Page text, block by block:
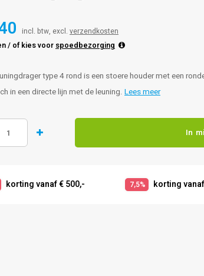
incl. btw, excl. verzendkosten
/ of kies voor spoedbezorging
type 4 rond is een stoere houder met een
in een directe lijn met de leuning. Lees meer
In
korting vanaf € 500,- 7,5% korting